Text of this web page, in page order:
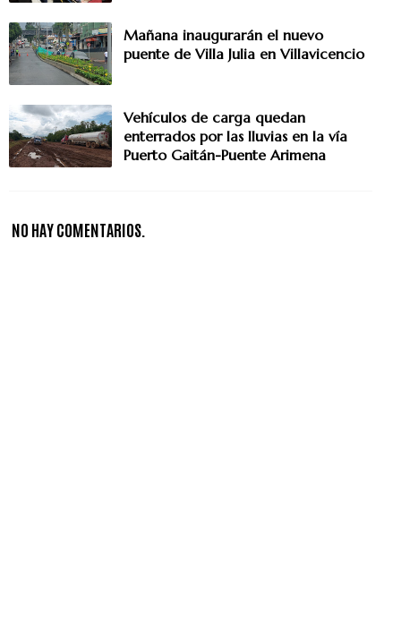
Mañana inaugurarán el nuevo
puente de Villa Julia en Villavicencio
Vehículos de carga quedan
enterrados por las lluvias en la vía
Puerto Gaitán-Puente Arimena
NO HAY COMENTARIOS.